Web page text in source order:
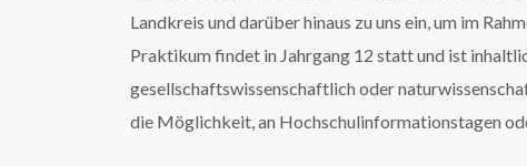
Landkreis und darüber hinaus zu uns ein, um im
Praktikum findet in Jahrgang 12 statt und ist
gesellschaftswissenschaftlich oder
die Möglichkeit, an Hochschulinformationstagen